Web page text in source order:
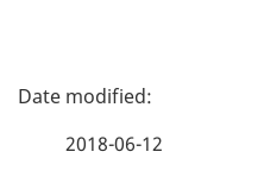
P
2018-06-12